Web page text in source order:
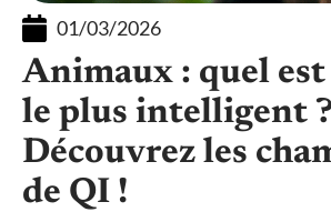
01/03/2026
Animaux : quel est
le plus intelligent ?
Découvrez les
de QI !